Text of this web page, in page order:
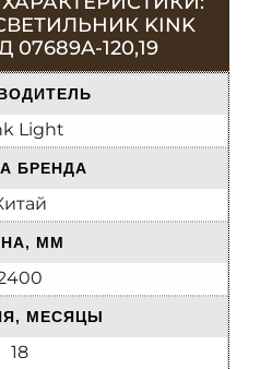
KINK
07689A-120,19
Light
БРЕНДА
ММ
МЕСЯЦЫ
18